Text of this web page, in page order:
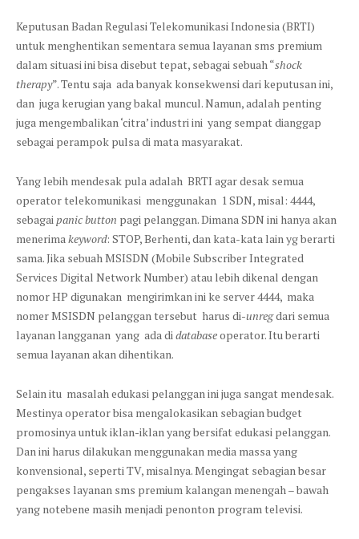
Keputusan Badan Regulasi Telekomunikasi Indonesia (BRTI)
untuk menghentikan sementara semua layanan sms premium
dalam situasi ini bisa disebut tepat, sebagai sebuah “shock
therapy”. Tentu saja ada banyak konsekwensi dari keputusan ini,
dan juga kerugian yang bakal muncul. Namun, adalah penting
juga mengembalikan ‘citra’ industri ini yang sempat dianggap
sebagai perampok pulsa di mata masyarakat.
Yang lebih mendesak pula adalah BRTI agar desak semua
operator telekomunikasi menggunakan 1 SDN, misal: 4444,
sebagai panic button pagi pelanggan. Dimana SDN ini hanya akan
menerima keyword: STOP, Berhenti, dan kata-kata lain yg berarti
sama. Jika sebuah MSISDN (Mobile Subscriber Integrated
Services Digital Network Number) atau lebih dikenal dengan
nomor HP digunakan mengirimkan ini ke server 4444, maka
nomer MSISDN pelanggan tersebut harus di-unregdari semua
layanan langganan yang ada di databaseoperator. Itu berarti
semua layanan akan dihentikan.
Selain itu masalah edukasi pelanggan ini juga sangat mendesak.
Mestinya operator bisa mengalokasikan sebagian budget
promosinya untuk iklan-iklan yang bersifat edukasi pelanggan.
Dan ini harus dilakukan menggunakan media massa yang
konvensional, seperti TV, misalnya. Mengingat sebagian besar
pengakses layanan sms premium kalangan menengah – bawah
yang notebene masih menjadi penonton program televisi.